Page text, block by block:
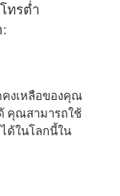
ทรต่ำ
คงเหลือของคุณ
คุณสามารถใช้
ด้ในโลกนี้ใน